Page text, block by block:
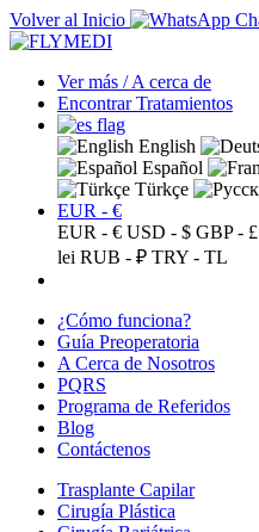
Volver al Inicio
Ver más / A cerca de
Encontrar Tratamientos
English
Español
Türkçe
EUR - €
EUR - € USD - $ GBP - £
lei RUB - ₽ TRY - TL
¿Cómo funciona?
Guía Preoperatoria
A Cerca de Nosotros
PQRS
Programa de Referidos
Blog
Contáctenos
Trasplante Capilar
Cirugía Plástica